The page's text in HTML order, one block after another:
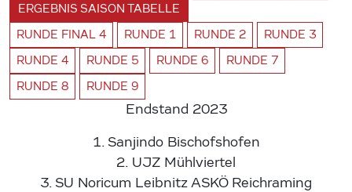
ERGEBNIS SAISON TABELLE
RUNDE FINAL 4 RUNDE 1 RUNDE 2 RUNDE 3
RUNDE 4 RUNDE 5 RUNDE 6 RUNDE 7
RUNDE 8 RUNDE 9
Endstand 2023
1. Sanjindo Bischofshofen
2. UJZ Mühlviertel
3. SU Noricum LeibnitzASKÖ Reichraming